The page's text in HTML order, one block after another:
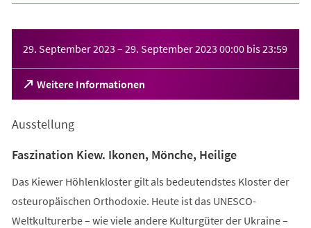
29. September 2023 – 29. September 2023 00:00 bis23:59
Weitere Informationen
(Öffnet
in
neuen
Ausstellung
Faszination Kiew. Ikonen, Mönche, Heilige
Das Kiewer Höhlenkloster gilt als bedeutendstes Kloster der
osteuropäischen Orthodoxie. Heute ist das UNESCO-
Weltkulturerbe – wie viele andere Kulturgüter der Ukraine –